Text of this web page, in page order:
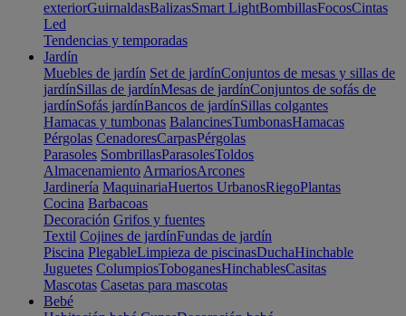
exteriorGuirnaldasBalizasSmart LightBombillasFocosCintas
Led
Tendencias y temporadas
Jardín
Muebles de jardín Set de jardínConjuntos de mesas y sillas de
jardínSillas de jardínMesas de jardínConjuntos de sofás de
jardínSofás jardínBancos de jardínSillas colgantes
Hamacas y tumbonas BalancinesTumbonasHamacas
Pérgolas CenadoresCarpasPérgolas
Parasoles SombrillasParasolesToldos
Almacenamiento ArmariosArcones
Jardinería MaquinariaHuertos UrbanosRiegoPlantas
Cocina Barbacoas
Decoración Grifos y fuentes
Textil Cojines de jardínFundas de jardín
Piscina PlegableLimpieza de piscinasDuchaHinchable
Juguetes ColumpiosToboganesHinchablesCasitas
Mascotas Casetas para mascotas
Bebé